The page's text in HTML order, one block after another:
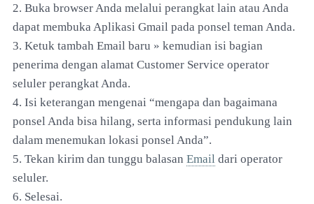
2. Buka browser Anda melalui perangkat lain atau Anda
dapat membuka Aplikasi Gmail pada ponsel teman Anda.
3. Ketuk tambah Email baru » kemudian isi bagian
penerima dengan alamat Customer Service operator
seluler perangkat Anda.
4. Isi keterangan mengenai “mengapa dan bagaimana
ponsel Anda bisa hilang, serta informasi pendukung lain
dalam menemukan lokasi ponsel Anda”.
5. Tekan kirim dan tunggu balasan Email dari operator
seluler.
6. Selesai.